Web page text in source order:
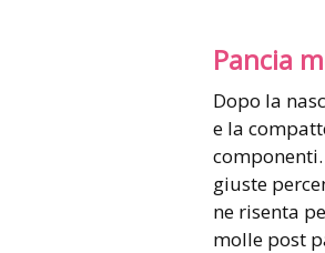
Pancia
Dopo la
e la
giuste
ne risenta
molle post